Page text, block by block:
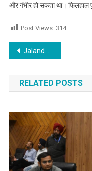
और गंभीर हो सकता था। फिलहाल
Post Views: 314
Post
Jalandhar Heights Flats में छात्रा की मौत पर घिरा स्कूल सिस्टम
RELATED POSTS